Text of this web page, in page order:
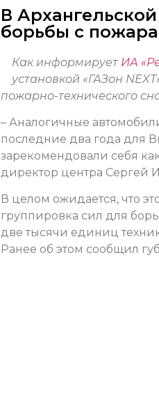
В
борьбы с
Как информирует ИА
установкой «ГАЗон
пожарно-технического
– Аналогичные
последние два года для
зарекомендовали себя
директор центра Сергей
В целом ожидается, что
группировка сил для
две тысячи единиц
Ранее об этом сообщил